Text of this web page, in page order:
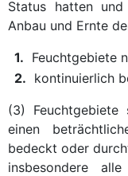
Status hatten
Anbau und Ernte
1. Feuchtgebiete
2. kontinuierlich
(3)
einen
bedeckt oder
insbesondere